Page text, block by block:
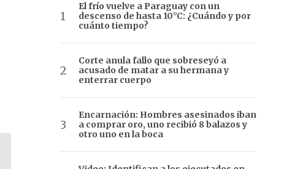
El frío vuelve a Paraguay con un
descenso de hasta 10°C: ¿Cuándo y por
cuánto tiempo?
Corte anula fallo que sobreseyó a
acusado de matar a su hermana y
enterrar cuerpo
Encarnación: Hombres asesinados iban
a comprar oro, uno recibió 8 balazos y
otro uno en la boca